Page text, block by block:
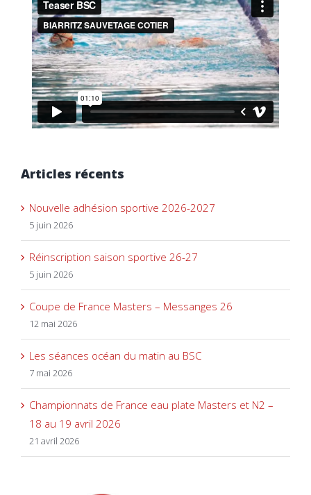
Articles récents
Nouvelle adhésion sportive 2026-2027
5 juin 2026
Réinscription saison sportive 26-27
5 juin 2026
Coupe de France Masters – Messanges 26
12 mai 2026
Les séances océan du matin au BSC
7 mai 2026
Championnats de France eau plate Masters et N2 –
18 au 19 avril 2026
21 avril 2026